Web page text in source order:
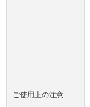
ご使用上の注意